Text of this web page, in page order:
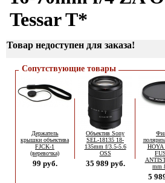
Tessar T*
Товар недоступен для заказа!
Сопутствующие товары
Держатель
крышки объектива
FJCK-1
(веревочка)
99 руб.
Объектив Sony
SEL-18135 18-
135mm f/3.5-5.6
OSS
35 989 руб.
HOYA
mm
5